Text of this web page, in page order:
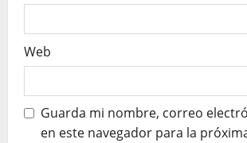
s
Web
Guarda mi nombre, correo
en este navegador para la